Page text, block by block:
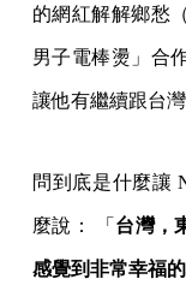
的網紅解解鄉愁
男子電棒燙」合
讓他有繼續跟台灣
問到底是什麼讓
麼說： 「 台灣，
感覺到非常幸福的